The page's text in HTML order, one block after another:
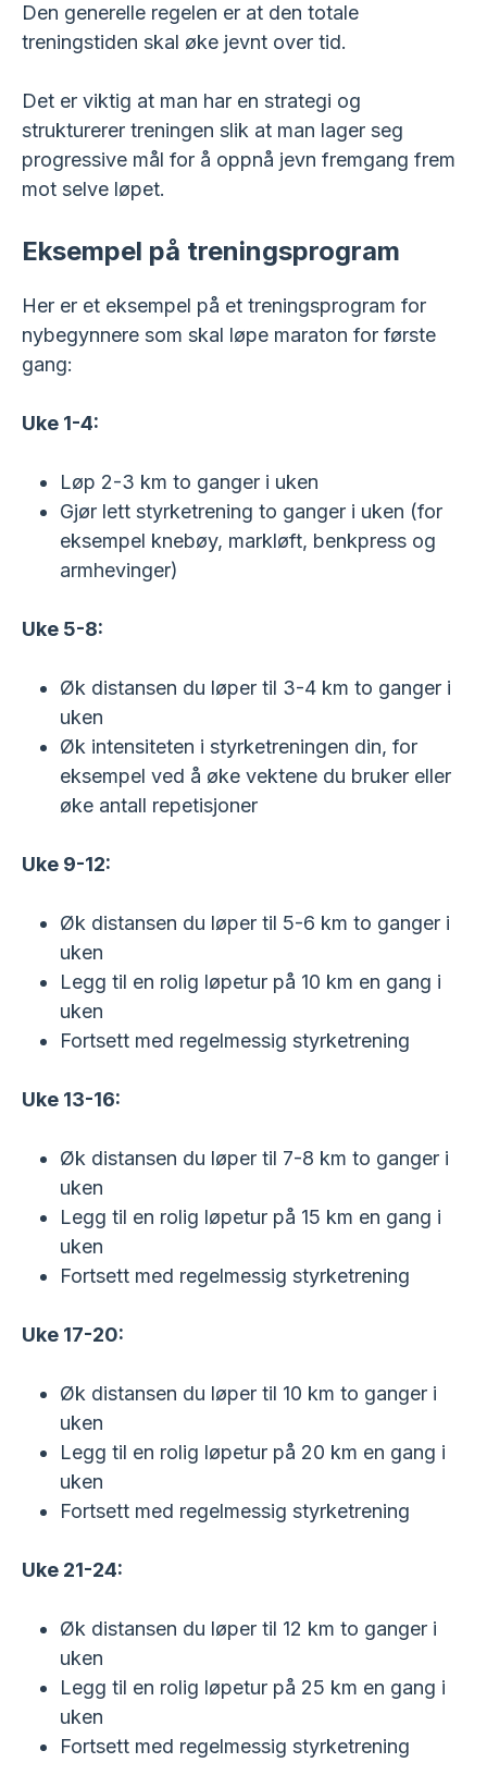
Den generelle regelen er at den totale
treningstiden skal øke jevnt over tid.
Det er viktig at man har en strategi og
strukturerer treningen slik at man lager seg
progressive mål for å oppnå jevn fremgang frem
mot selve løpet.
Eksempel på treningsprogram
Her er et eksempel på et treningsprogram for
nybegynnere som skal løpe maraton for første
gang:
Uke 1-4:
Løp 2-3 km to ganger i uken
Gjør lett styrketrening to ganger i uken (for
eksempel knebøy, markløft, benkpress og
armhevinger)
Uke 5-8:
Øk distansen du løper til 3-4 km to ganger i
uken
Øk intensiteten i styrketreningen din, for
eksempel ved å øke vektene du bruker eller
øke antall repetisjoner
Uke 9-12:
Øk distansen du løper til 5-6 km to ganger i
uken
Legg til en rolig løpetur på 10 km en gang i
uken
Fortsett med regelmessig styrketrening
Uke 13-16:
Øk distansen du løper til 7-8 km to ganger i
uken
Legg til en rolig løpetur på 15 km en gang i
uken
Fortsett med regelmessig styrketrening
Uke 17-20:
Øk distansen du løper til 10 km to ganger i
uken
Legg til en rolig løpetur på 20 km en gang i
uken
Fortsett med regelmessig styrketrening
Uke 21-24:
Øk distansen du løper til 12 km to ganger i
uken
Legg til en rolig løpetur på 25 km en gang i
uken
Fortsett med regelmessig styrketrening